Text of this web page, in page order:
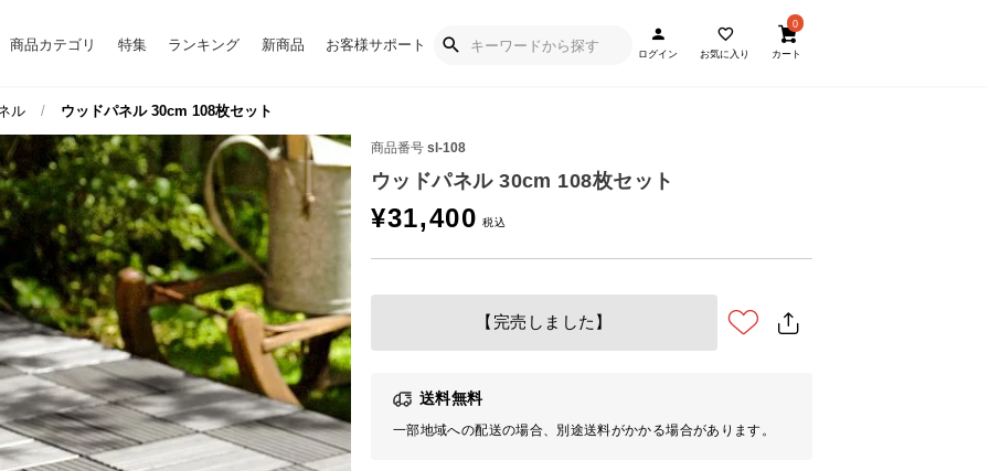
商品カテゴリ 特集 ランキング 新商品 お客様サポート
ログイン お気に入り
0
カート
ル ウッドパネル 30cm 108枚セット
商品番号 sl-108
ウッドパネル 30cm 108枚セット
¥31,400
【完売しました】
送料無料
一部地域への配送の場合、別途送料がかかる場合があります。